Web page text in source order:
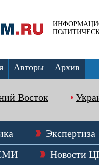
Авторы Архив
Восток
Экспертиза
Новости